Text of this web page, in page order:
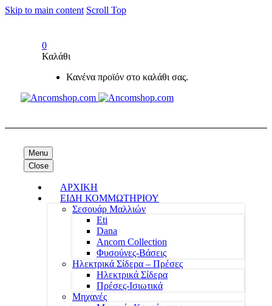
Skip to main content Scroll Top
0
Καλάθι
Κανένα προϊόν στο καλάθι σας.
Menu
Close
ΑΡΧΙΚΗ
ΕΙΔΗ ΚΟΜΜΩΤΗΡΙΟΥ
Σεσουάρ Μαλλιών
Eti
Dana
Ancom Collection
Φυσούνες-Βάσεις
Ηλεκτρικά Σίδερα – Πρέσες
Ηλεκτρικά Σίδερα
Πρέσες-Ισιωτικά
Μηχανές